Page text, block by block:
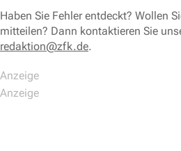
Haben Sie Fehler entdeckt? Wollen
mitteilen? Dann kontaktieren Sie
redaktion@zfk.de.